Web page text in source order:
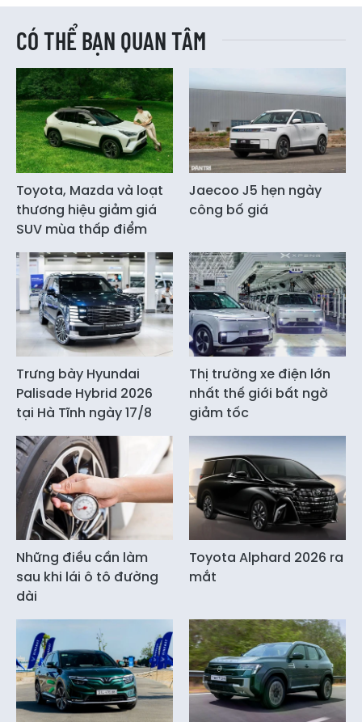
CÓ THỂ BẠN QUAN TÂM
Toyota, Mazda và loạt
thương hiệu giảm giá
SUV mùa thấp điểm
Jaecoo J5 hẹn ngày
công bố giá
Trưng bày Hyundai
Palisade Hybrid 2026
tại Hà Tĩnh ngày 17/8
Thị trường xe điện lớn
nhất thế giới bất ngờ
giảm tốc
Những điều cần làm
sau khi lái ô tô đường
dài
Toyota Alphard 2026 ra
mắt